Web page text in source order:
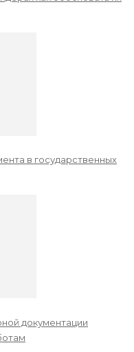
в государственных
документации